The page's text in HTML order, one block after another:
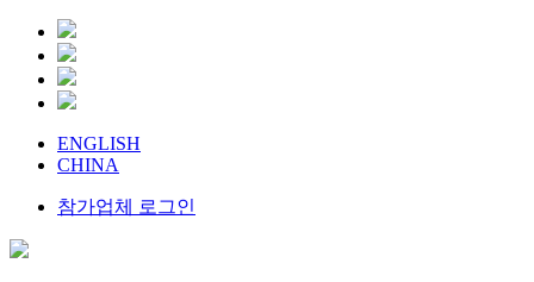
ENGLISH
CHINA
참가업체 로그인